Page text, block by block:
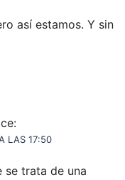
así estamos. Y sin
LAS 17:50
se trata de una